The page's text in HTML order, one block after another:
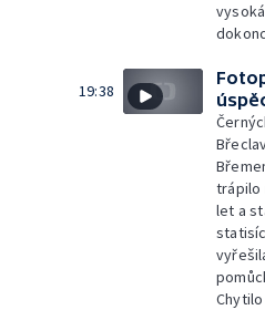
19:38
trápilo
let a